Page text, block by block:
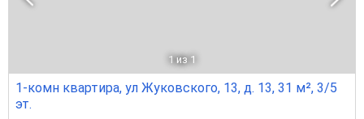
1 из 1
1-комн квартира, ул Жуковского, 13, д. 13, 31 м², 3/5
эт.